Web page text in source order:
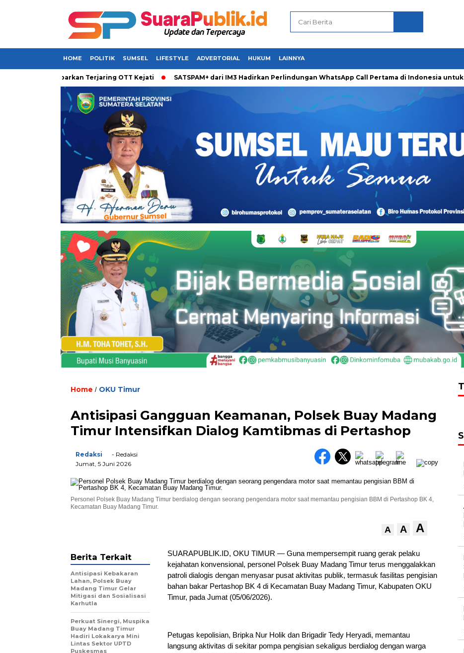
HOME POLITIK SUMSEL LIFESTYLE ADVERTORIAL HUKUM LAINNYA
Dikabarkan Terjaring OTT Kejati SATSPAM+ dari IM3 Hadirkan Perlindungan WhatsApp Call Pertama di Indonesia untuk
Home / OKU Timur
Antisipasi Gangguan Keamanan, Polsek Buay Madang
Timur Intensifkan Dialog Kamtibmas di Pertashop
Redaksi
- Redaksi
Jumat, 5 Juni 2026
Personel Polsek Buay Madang Timur berdialog dengan seorang pengendara motor saat memantau pengisian BBM di Pertashop BK 4,
Kecamatan Buay Madang Timur.
A A A
SUARAPUBLIK.ID, OKU TIMUR — Guna mempersempit ruang gerak pelaku
kejahatan konvensional, personel Polsek Buay Madang Timur terus menggalakkan
patroli dialogis dengan menyasar pusat aktivitas publik, termasuk fasilitas pengisian
bahan bakar Pertashop BK 4 di Kecamatan Buay Madang Timur, Kabupaten OKU
Timur, pada Jumat (05/06/2026).
Petugas kepolisian, Bripka Nur Holik dan Brigadir Tedy Heryadi, memantau
langsung aktivitas di sekitar pompa pengisian sekaligus berdialog dengan warga
Berita Terkait
Antisipasi Kebakaran
Lahan, Polsek Buay
Madang Timur Gelar
Mitigasi dan Sosialisasi
Karhutla
Perkuat Sinergi, Muspika
Buay Madang Timur
Hadiri Lokakarya Mini
Lintas Sektor UPTD
Puskesmas